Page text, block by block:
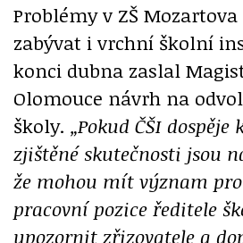
Problémy v ZŠ
zabývat i vrchní školní
konci dubna zaslal
Olomouce návrh na
školy. „Pokud ČŠI dospěje
zjištěné skutečnosti jsou
že mohou mít význam
pracovní pozice ředitele
upozornit zřizovatele a